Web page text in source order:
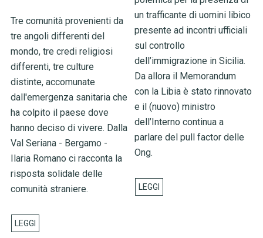
Tre comunità provenienti da
tre angoli differenti del
mondo, tre credi religiosi
differenti, tre culture
distinte, accomunate
dall'emergenza sanitaria che
ha colpito il paese dove
hanno deciso di vivere. Dalla
Val Seriana - Bergamo -
Ilaria Romano ci racconta la
risposta solidale delle
comunità straniere.
un trafficante di uomini libico
presente ad incontri ufficiali
sul controllo
dell’immigrazione in Sicilia.
Da allora il Memorandum
con la Libia è stato rinnovato
e il (nuovo) ministro
dell’Interno continua a
parlare del pull factor delle
Ong.